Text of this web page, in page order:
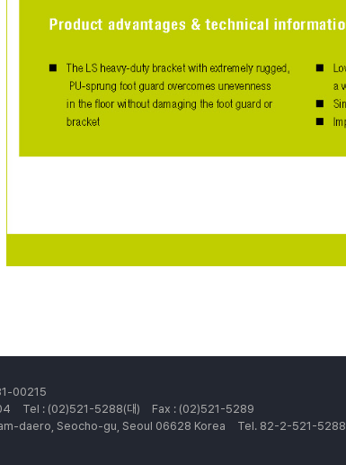
00215
Tel : (02)521-5288(대)
Fax : (02)521-5289
daero, Seocho-gu, Seoul 06628 Korea
Tel. 82-2-521-5288